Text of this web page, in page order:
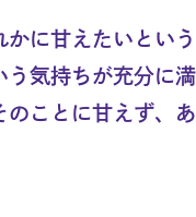
に甘えたいとい
気持ちが充分に満
ことに甘えず、